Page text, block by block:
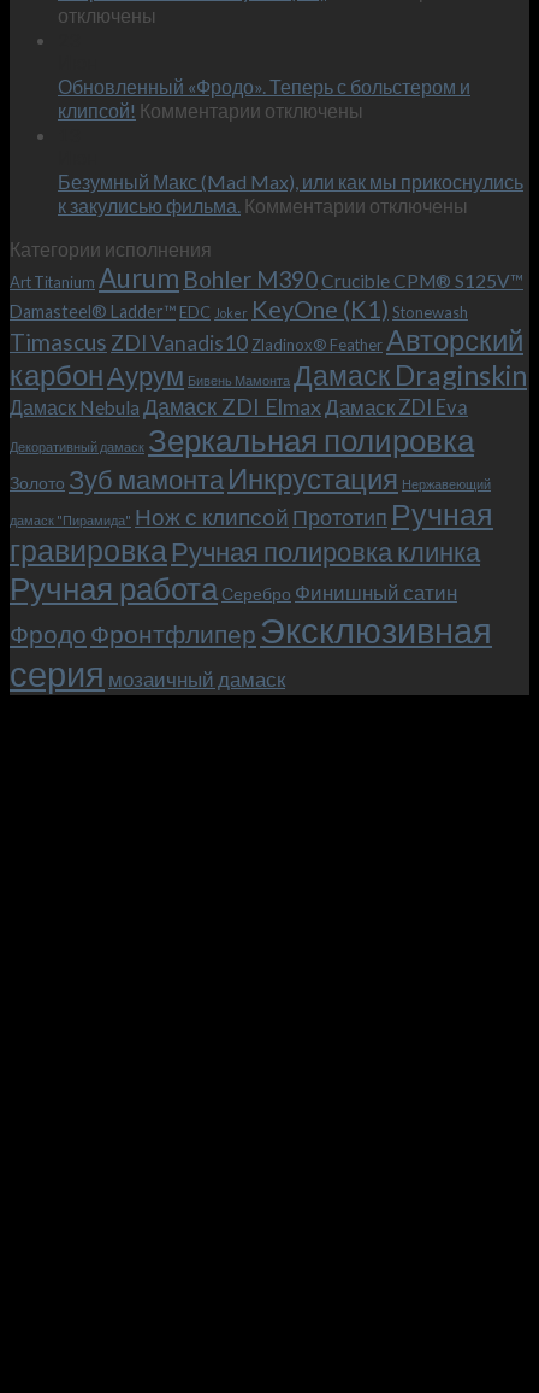
–
и
KeyOne
отключены
Обновленный «Фродо». Теперь с больстером и
клипсой! Комментарии к
«Фродо».
Теперь
и
клипсой!
отключены
Безумный Макс (Mad Max), или как мы прикоснулись
к закулисью фильма. Комментарии к
Макс
(Mad
Max),
или
как
мы
прикоснулись
к
фильма.
отключены
Категории исполнения
Art Titanium Aurum Bohler M390Crucible CPM® S125V™
Damasteel® Ladder™ EDC Joker KeyOne (K1) Stonewash
Timascus ZDI Vanadis10 Zladinox® FeatherАвторский
карбонАурум Бивень Мамонта Дамаск Draginskin
Дамаск Nebula Дамаск ZDI ElmaxДамаск ZDI Eva
Декоративный дамаск Зеркальная полировка
Золото Зуб мамонтаИнкрустация Нержавеющий
дамаск "Пирамида" Нож с клипсой Прототип Ручная
гравировкаРучная полировка клинка
Ручная работа Серебро Финишный сатин
Фродо Фронтфлипер Эксклюзивная
серия мозаичный дамаск